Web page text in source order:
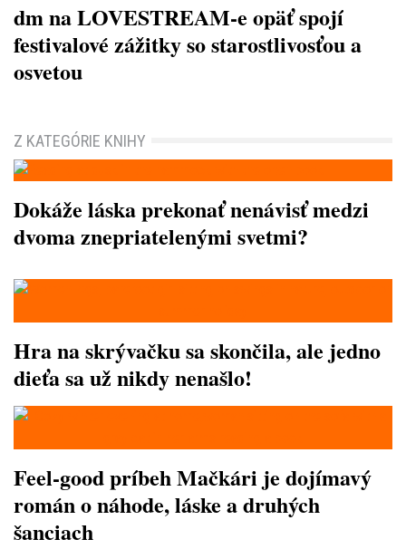
dm na LOVESTREAM-e opäť spojí
festivalové zážitky so starostlivosťou a
osvetou
Z KATEGÓRIE KNIHY
Dokáže láska prekonať nenávisť medzi
dvoma znepriatelenými svetmi?
Hra na skrývačku sa skončila, ale jedno
dieťa sa už nikdy nenašlo!
Feel-good príbeh Mačkári je dojímavý
román o náhode, láske a druhých
šanciach